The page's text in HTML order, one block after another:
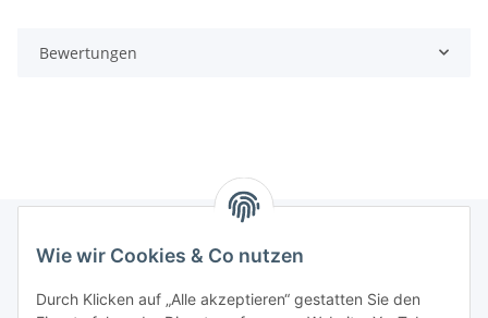
Bewertungen
Wie wir Cookies & Co nutzen
Durch Klicken auf „Alle akzeptieren“ gestatten Sie den